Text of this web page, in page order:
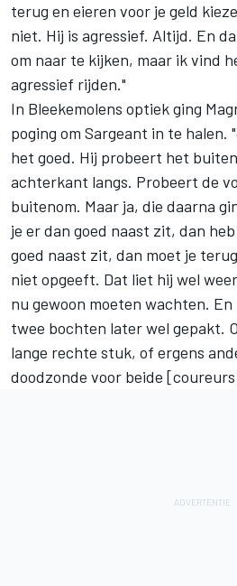
terug en eieren voor je geld
niet. Hij is agressief. Altijd. En
om naar te kijken, maar ik vind
agressief rijden."
In Bleekemolens optiek ging
poging om Sargeant in te halen.
het goed. Hij probeert het
achterkant langs. Probeert de
buitenom. Maar ja, die daarna
je er dan goed naast zit, dan
goed naast zit, dan moet je
niet opgeeft. Dat liet hij wel
nu gewoon moeten wachten.
twee bochten later wel gepakt.
lange rechte stuk, of ergens
doodzonde voor beide